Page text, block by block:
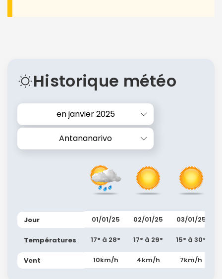
Historique météo
en janvier 2025
Antananarivo
Jour
Températures
Vent
01/01/25
17° à 28°
10km/h
02/01/25
17° à 29°
4km/h
03/01/25
15° à 30°
7km/h